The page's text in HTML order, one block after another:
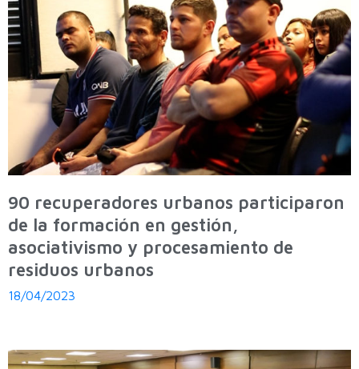
90 recuperadores urbanos participaron
de la formación en gestión,
asociativismo y procesamiento de
residuos urbanos
18/04/2023